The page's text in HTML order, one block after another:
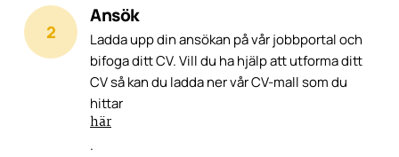
Ansök
Ladda upp din ansökan på vår jobbportal och
bifoga ditt CV. Vill du ha hjälp att utforma ditt
CV så kan du ladda ner vår CV-mall som du
hittar
här
.